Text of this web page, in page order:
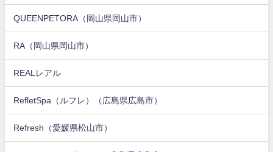
QUEENPETORA（岡山県岡山市）
RA（岡山県岡山市）
REALレアル
RefletSpa（ルフレ）（広島県広島市）
Refresh（愛媛県松山市）